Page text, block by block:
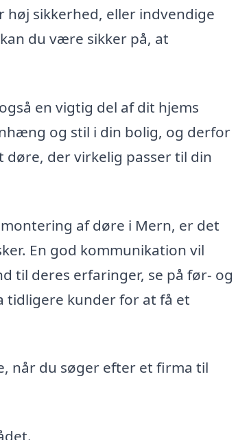
sikkerhed, eller indvendige
du være sikker på, at
en vigtig del af dit hjems
og stil i din bolig, og derfor
der virkelig passer til din
af døre i Mern, er det
En god kommunikation vil
til deres erfaringer, se på før- og
tidligere kunder for at få et
når du søger efter et firma til